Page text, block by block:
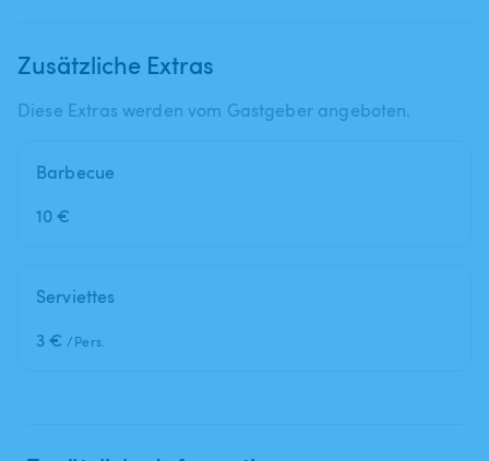
Zusätzliche Extras
Diese Extras werden vom Gastgeber angeboten.
Barbecue
10 €
Serviettes
3 € /Pers.